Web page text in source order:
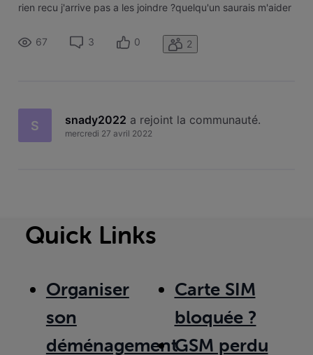
rien recu j'arrive pas a les joindre ?quelqu'un saurais m'aider
67
3 0 2
S snady2022 a rejoint la communauté.
mercredi 27 avril 2022
Quick Links
Organiser
son
déménagement
Carte SIM
bloquée ?
GSM perdu